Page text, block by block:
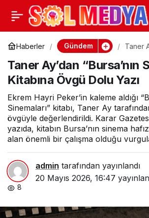
Haberler Gündem
Taner
Dolu
Taner Ay’dan “Bursa’nın
Kitabına Övgü Dolu Yazı
Ekrem Hayri Peker’in kaleme aldığı
Sinemaları” kitabı, Taner Ay
övgüyle değerlendirildi. Karar
yazıda, kitabın Bursa’nın sinema
alan önemli bir çalışma olduğu
admin tarafından yayınlandı
20 Mayıs 2026, 16:47
8
BTP’den 19 Mayıs’a Yurt
Genelinde Coşkulu
Kutlama